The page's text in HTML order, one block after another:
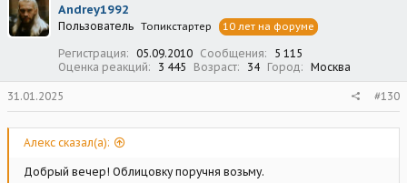
Andrey1992
Пользователь Топикстартер 10 лет на форуме
Регистрация 05.09.2010 Сообщения
5 115
Оценка реакций
3 445 Возраст 34 Город Москва
31.01.2025 #130
Алекс сказал(а):
Добрый вечер! Облицовку поручня возьму.